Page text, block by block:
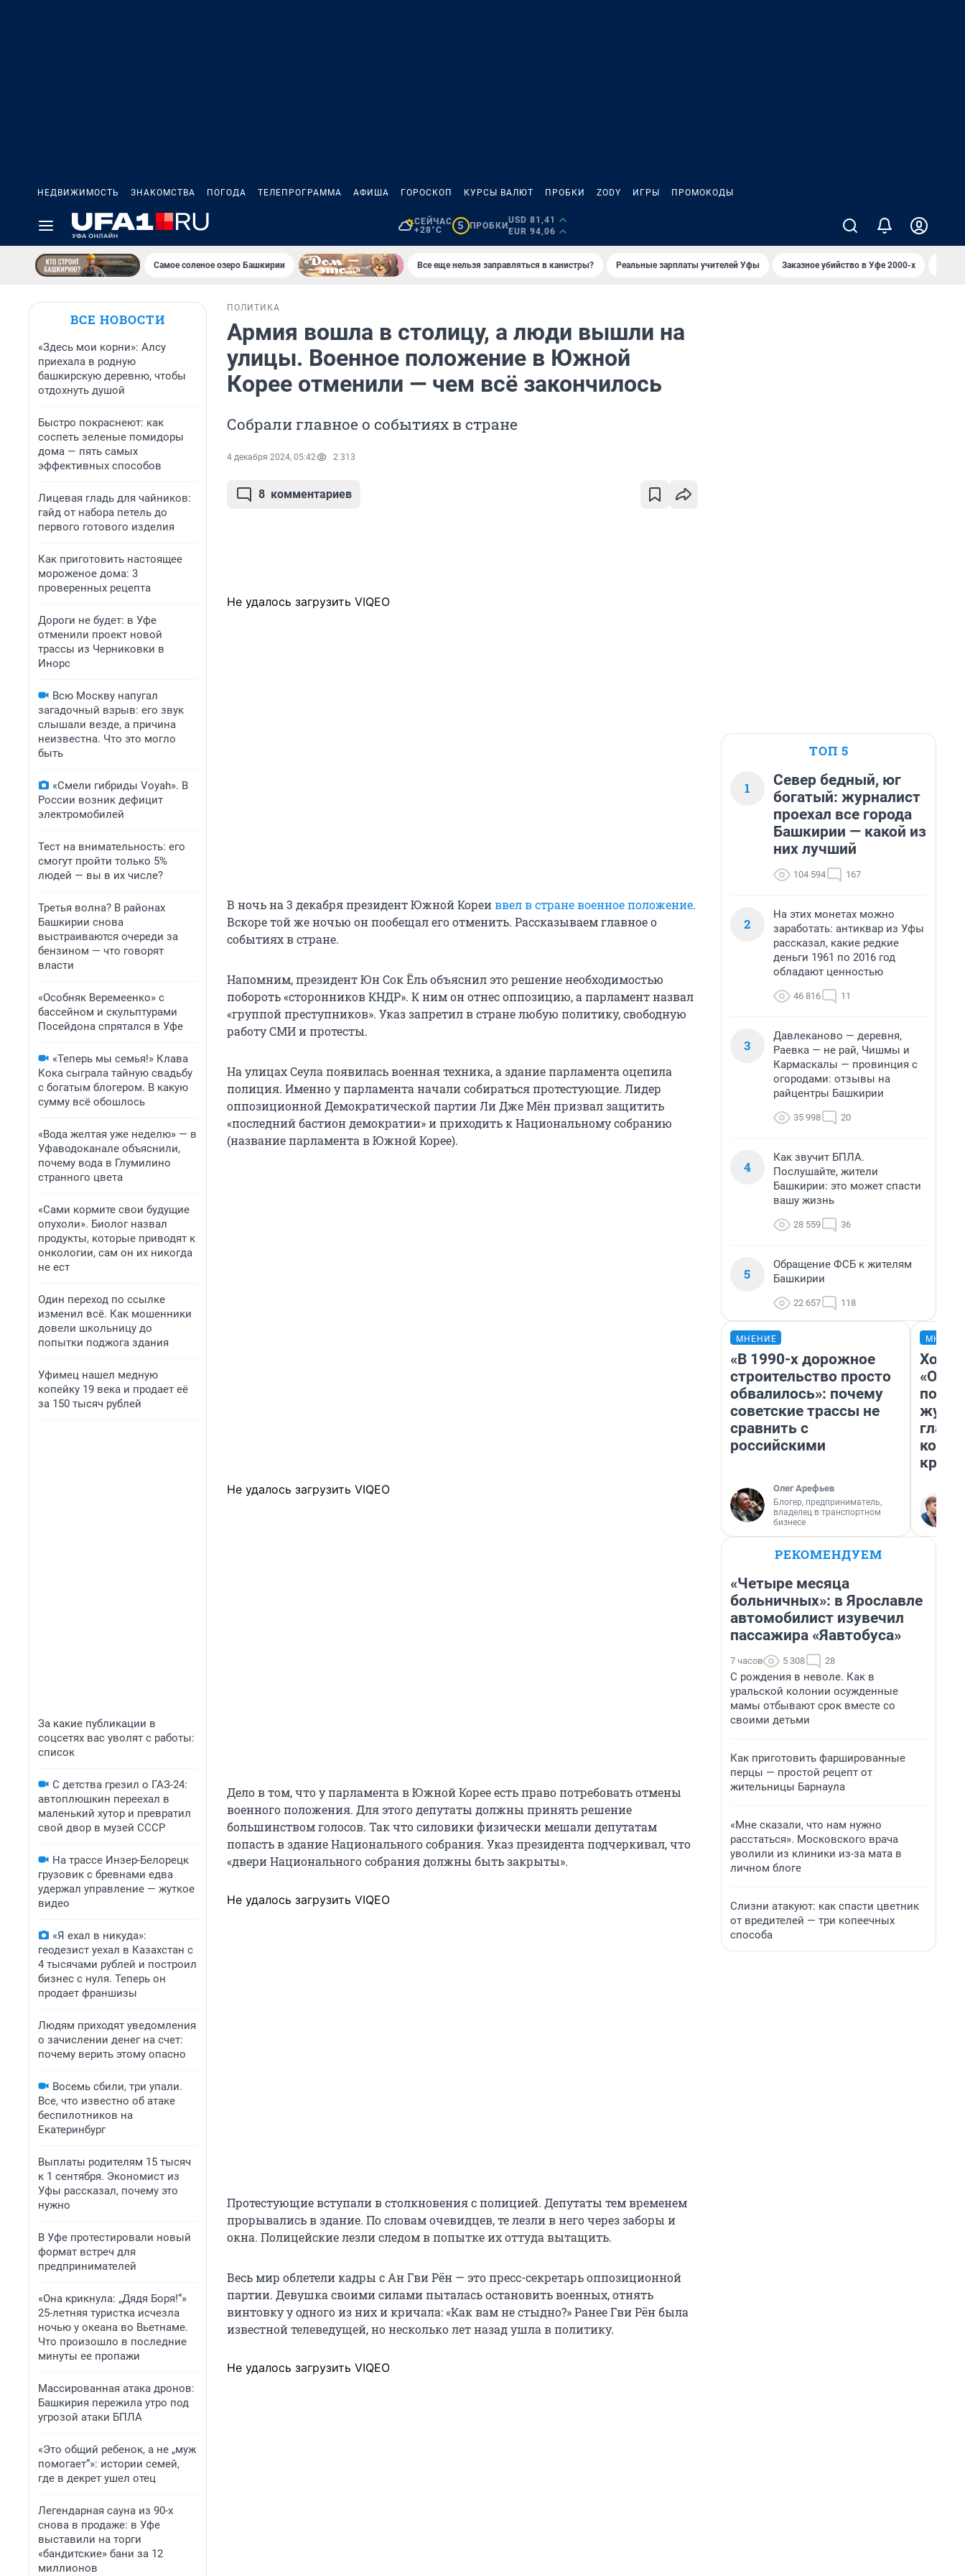
НЕДВИЖИМОСТЬ ЗНАКОМСТВА ПОГОДА ТЕЛЕПРОГРАММА АФИША ГОРОСКОП КУРСЫ ВАЛЮТ ПРОБКИ ZODY ИГРЫ ПРОМОКОДЫ
СЕЙЧАС
+28°C
5 ПРОБКИ
USD 81,41
EUR 94,06
Самое соленое озеро Башкирии Все еще нельзя заправляться в канистры? Реальные зарплаты учителей Уфы Заказное убийство в Уфе 2000-х
ВСЕ НОВОСТИ
«Здесь мои корни»: Алсу
приехала в родную
башкирскую деревню, чтобы
отдохнуть душой
Быстро покраснеют: как
соспеть зеленые помидоры
дома — пять самых
эффективных способов
Лицевая гладь для чайников:
гайд от набора петель до
первого готового изделия
Как приготовить настоящее
мороженое дома: 3
проверенных рецепта
Дороги не будет: в Уфе
отменили проект новой
трассы из Черниковки в
Инорс
Всю Москву напугал
загадочный взрыв: его звук
слышали везде, а причина
неизвестна. Что это могло
быть
«Смели гибриды Voyah». В
России возник дефицит
электромобилей
Тест на внимательность: его
смогут пройти только 5%
людей — вы в их числе?
Третья волна? В районах
Башкирии снова
выстраиваются очереди за
бензином — что говорят
власти
«Особняк Веремеенко» с
бассейном и скульптурами
Посейдона спрятался в Уфе
«Теперь мы семья!» Клава
Кока сыграла тайную свадьбу
с богатым блогером. В какую
сумму всё обошлось
«Вода желтая уже неделю» — в
Уфаводоканале объяснили,
почему вода в Глумилино
странного цвета
«Сами кормите свои будущие
опухоли». Биолог назвал
продукты, которые приводят к
онкологии, сам он их никогда
не ест
Один переход по ссылке
изменил всё. Как мошенники
довели школьницу до
попытки поджога здания
Уфимец нашел медную
копейку 19 века и продает её
за 150 тысяч рублей
За какие публикации в
соцсетях вас уволят с работы:
список
С детства грезил о ГАЗ-24:
автоплюшкин переехал в
маленький хутор и превратил
свой двор в музей СССР
На трассе Инзер-Белорецк
грузовик с бревнами едва
удержал управление — жуткое
видео
«Я ехал в никуда»:
геодезист уехал в Казахстан с
4 тысячами рублей и построил
бизнес с нуля. Теперь он
продает франшизы
Людям приходят уведомления
о зачислении денег на счет:
почему верить этому опасно
Восемь сбили, три упали.
Все, что известно об атаке
беспилотников на
Екатеринбург
Выплаты родителям 15 тысяч
к 1 сентября. Экономист из
Уфы рассказал, почему это
нужно
В Уфе протестировали новый
формат встреч для
предпринимателей
«Она крикнула: „Дядя Боря!“»
25-летняя туристка исчезла
ночью у океана во Вьетнаме.
Что произошло в последние
минуты ее пропажи
Массированная атака дронов:
Башкирия пережила утро под
угрозой атаки БПЛА
«Это общий ребенок, а не „муж
помогает“»: истории семей,
где в декрет ушел отец
Легендарная сауна из 90-х
снова в продаже: в Уфе
выставили на торги
«бандитские» бани за 12
миллионов
ПОЛИТИКА
Армия вошла в столицу, а люди вышли на
улицы. Военное положение в Южной
Корее отменили — чем всё закончилось
Собрали главное о событиях в стране
4 декабря 2024, 05:42 2 313
8 комментариев
Не удалось загрузить VIQEO
В ночь на 3 декабря президент Южной Кореиввел в стране военное положение.
Вскоре той же ночью он пообещал его отменить. Рассказываем главное о
событиях в стране.
Напомним, президент Юн Сок Ёль объяснил это решение необходимостью
побороть «сторонников КНДР». К ним он отнес оппозицию, а парламент назвал
«группой преступников». Указ запретил в стране любую политику, свободную
работу СМИ и протесты.
На улицах Сеула появилась военная техника, а здание парламента оцепила
полиция. Именно у парламента начали собираться протестующие. Лидер
оппозиционной Демократической партии Ли Дже Мён призвал защитить
«последний бастион демократии» и приходить к Национальному собранию
(название парламента в Южной Корее).
Не удалось загрузить VIQEO
Дело в том, что у парламента в Южной Корее есть право потребовать отмены
военного положения. Для этого депутаты должны принять решение
большинством голосов. Так что силовики физически мешали депутатам
попасть в здание Национального собрания. Указ президента подчеркивал, что
«двери Национального собрания должны быть закрыты».
Не удалось загрузить VIQEO
Протестующие вступали в столкновения с полицией. Депутаты тем временем
прорывались в здание. По словам очевидцев, те лезли в него через заборы и
окна. Полицейские лезли следом в попытке их оттуда вытащить.
Весь мир облетели кадры с Ан Гви Рён — это пресс-секретарь оппозиционной
партии. Девушка своими силами пыталась остановить военных, отнять
винтовку у одного из них и кричала: «Как вам не стыдно?» Ранее Гви Рён была
известной телеведущей, но несколько лет назад ушла в политику.
Не удалось загрузить VIQEO
ТОП 5
1
Север бедный, юг
богатый: журналист
проехал все города
Башкирии — какой из
них лучший
104 594 167
2
На этих монетах можно
заработать: антиквар из Уфы
рассказал, какие редкие
деньги 1961 по 2016 год
обладают ценностью
46 816 11
3
Давлеканово — деревня,
Раевка — не рай, Чишмы и
Кармаскалы — провинция с
огородами: отзывы на
райцентры Башкирии
35 998 20
4
Как звучит БПЛА.
Послушайте, жители
Башкирии: это может спасти
вашу жизнь
28 559 36
5
Обращение ФСБ к жителям
Башкирии
22 657 118
МНЕНИЕ
«В 1990-х дорожное
строительство просто
обвалилось»: почему
советские трассы не
сравнить с
российскими
Олег Арефьев
Блогер, предприниматель,
владелец в транспортном
бизнесе
Хоть
РЕКОМЕНДУЕМ
«Четыре месяца
больничных»: в Ярославле
автомобилист изувечил
пассажира «Яавтобуса»
7 часов 5 308 28
С рождения в неволе. Как в
уральской колонии осужденные
мамы отбывают срок вместе со
своими детьми
Как приготовить фаршированные
перцы — простой рецепт от
жительницы Барнаула
«Мне сказали, что нам нужно
расстаться». Московского врача
уволили из клиники из-за мата в
личном блоге
Слизни атакуют: как спасти цветник
от вредителей — три копеечных
способа